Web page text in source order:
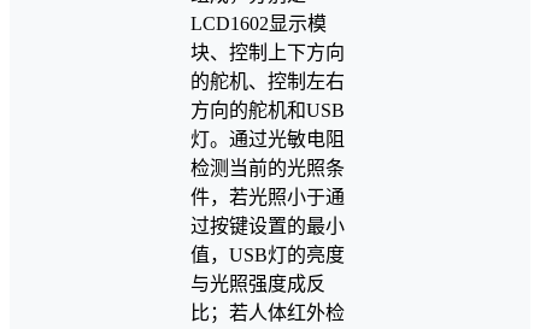
LCD1602显示模
块、控制上下方向
的舵机、控制左右
方向的舵机和USB
灯。通过光敏电阻
检测当前的光照条
件，若光照小于通
过按键设置的最小
值，USB灯的亮度
与光照强度成反
比；若人体红外检